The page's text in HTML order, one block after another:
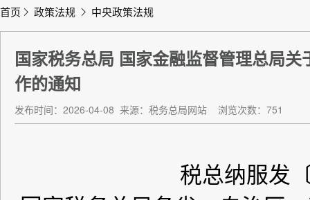
首页 政策法规 中央政策法规
国家税务总局 国家金融监督管理总局
作的通知
发布时间：2026-04-08 来源：税务总局网站 浏览次数：751